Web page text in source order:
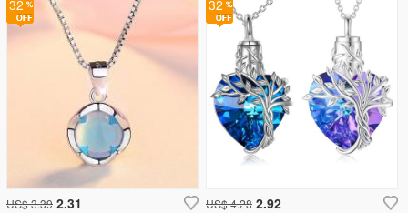
32
US$ 3.39 2.31
32
US$ 4.28 2.92